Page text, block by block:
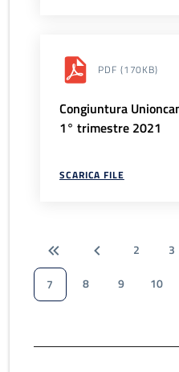
PDF (170KB)
Congiuntura
1° trimestre 2021
SCARICA FILE
2 3
7
8 9 10